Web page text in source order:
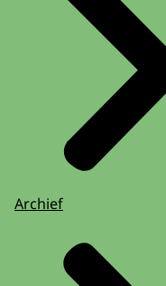
Archief